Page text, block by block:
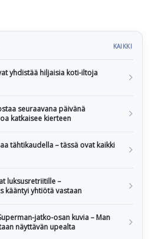
KAIKKI
yhdistää hiljaisia koti-iltoja
seuraavana päivänä
katkaisee kierteen
tähtikaudella – tässä ovat kaikki
luksusretriitille –
kääntyi yhtiötä vastaan
jatko-osan kuvia – Man
näyttävän upealta